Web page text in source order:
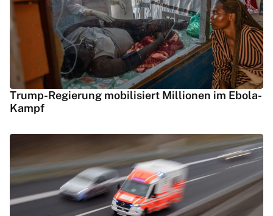
Trump-Regierung mobilisiert Millionen im Ebola-
Kampf